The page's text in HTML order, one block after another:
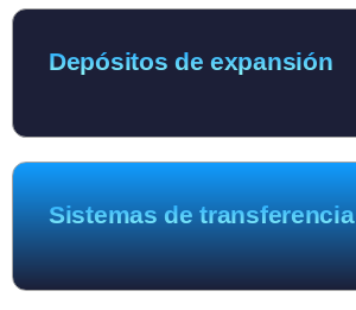
Depósitos de expansión
Sistemas de transferencia